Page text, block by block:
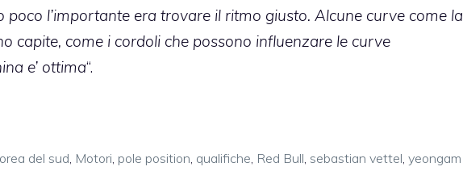
l’importante era trovare il ritmo giusto. Alcune curve come la
capite, come i cordoli che possono influenzare le curve
e’ ottima“.
del sud Motori pole position qualifiche Red Bull sebastian vettel yeongam